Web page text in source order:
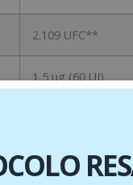
2.109 UFC**
1,5 µg (60 UI)